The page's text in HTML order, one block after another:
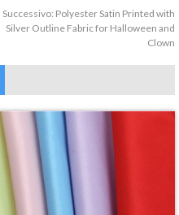
Successivo: Polyester Satin Printed with
Silver Outline Fabric for Halloween and
Clown